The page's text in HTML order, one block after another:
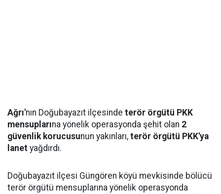
Ağrı'nın Doğubayazıt ilçesinde terör örgütü PKK
mensuplarına yönelik operasyonda şehit olan 2
güvenlik korucusunun yakınları, terör örgütü PKK'ya
lanet yağdırdı.
Doğubayazıt ilçesi Güngören köyü mevkisinde bölücü
terör örgütü mensuplarına yönelik operasyonda